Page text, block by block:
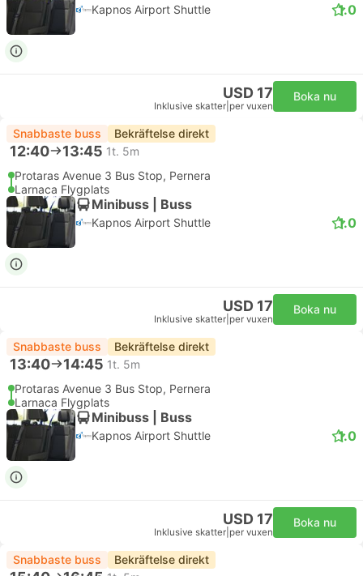
Kapnos Airport Shuttle 1.0
USD 17
Inklusive skatter per vuxen
Boka nu
Snabbaste buss Bekräftelse direkt
12:40 13:45 1t. 5m
Protaras Avenue 3 Bus Stop, Pernera
Larnaca Flygplats
Minibuss | Buss
Kapnos Airport Shuttle 1.0
USD 17
Inklusive skatter per vuxen
Boka nu
Snabbaste buss Bekräftelse direkt
13:40 14:45 1t. 5m
Protaras Avenue 3 Bus Stop, Pernera
Larnaca Flygplats
Minibuss | Buss
Kapnos Airport Shuttle 1.0
USD 17
Inklusive skatter per vuxen
Boka nu
Snabbaste buss Bekräftelse direkt